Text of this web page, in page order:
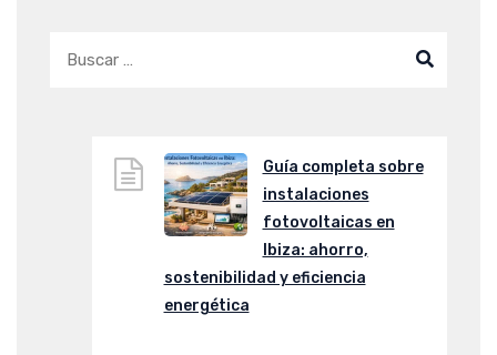
Guía completa sobre
instalaciones
fotovoltaicas en
Ibiza: ahorro,
sostenibilidad y eficiencia
energética